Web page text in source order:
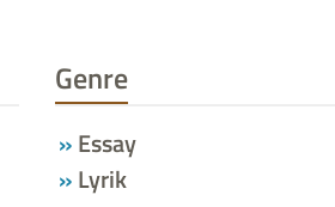
Genre
Essay
Lyrik